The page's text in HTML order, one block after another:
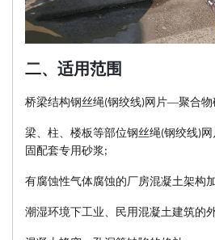
二、 适用范围
桥梁结构钢丝绳(钢绞线)网片—聚合物
梁、柱、楼板等部位钢丝绳(钢绞线)
固配套专用砂浆 ;
有腐蚀性气体腐蚀的厂房混凝土架构
潮湿环境下工业、民用混凝土建筑的